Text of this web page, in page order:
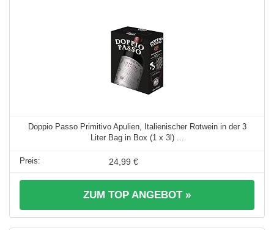
Doppio Passo Primitivo Apulien, Italienischer Rotwein in der 3
Liter Bag in Box (1 x 3l) ...
24,99 €
ZUM TOP ANGEBOT »